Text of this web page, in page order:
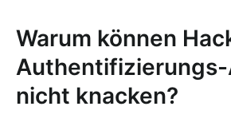
Warum können
nicht knacken?